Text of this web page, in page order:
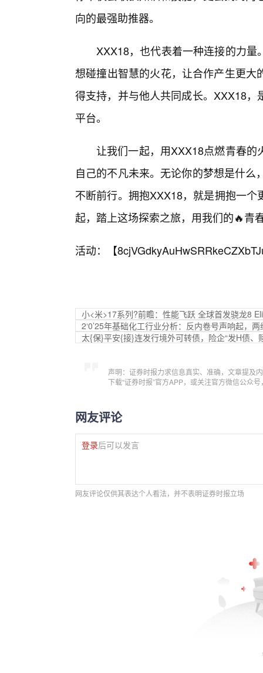
向的最强助推器。
XXX18，也代表着一种连接的力
想碰撞出智慧的火花，让合作产生更
得支持，并与他人共同成长。XXX18
平台。
让我们一起，用XXX18点燃青春
自己的不凡未来。无论你的梦想是什
不断前行。拥抱XXX18，就是拥抱一
起，踏上这场探索之旅，用我们的🔥青
活动：【
小<米>17系列?前瞻：性能飞跃 全球首发骁龙8
2‘0’25年基础化工行业分析：反内卷号声响起，
太{保}平安{接}连发行境外可转债，险企“发H债、
声明：证券时报力求信息真实、准确，文章提及
下载“证券时报”官方APP，或关注官方微信公众
网友评论
登录后可以发言
网友评论仅供其表达个人看法，并不表明证券时报立场